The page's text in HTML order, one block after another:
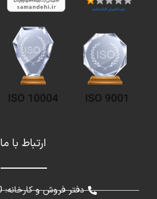
ارتباط با ما
دفتر فروش و کارخانه: 02691301060